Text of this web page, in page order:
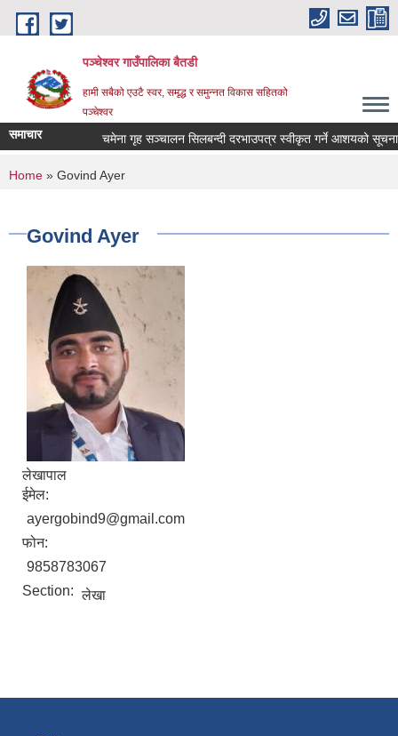
Skip to main content
पञ्चेश्वर गाउँपालिका बैतडी
हामी सबैको एउटै स्वर, समृद्ध र समुन्नत विकास सहितको
पञ्चेश्वर
समाचार चमेना गृह सञ्‍चालन सिलबन्दी दरभाउपत्र स्वीकृत गर्ने आशयको सूचना
You are here
Home » Govind Ayer
Govind Ayer
लेखापाल
ईमेल:
ayergobind9@gmail.com
फोन:
9858783067
Section: लेखा